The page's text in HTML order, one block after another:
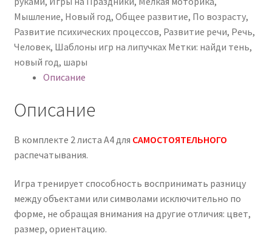
Мышление, Новый год, Общее развитие, По возрасту,
Развитие психических процессов, Развитие речи, Речь,
Человек, Шаблоны игр на липучках Метки: найди тень,
новый год, шары
Описание
Описание
В комплекте 2 листа А4 для САМОСТОЯТЕЛЬНОГО
распечатывания.
Игра тренирует способность воспринимать разницу
между объектами или символами исключительно по
форме, не обращая внимания на другие отличия: цвет,
размер, ориентацию.